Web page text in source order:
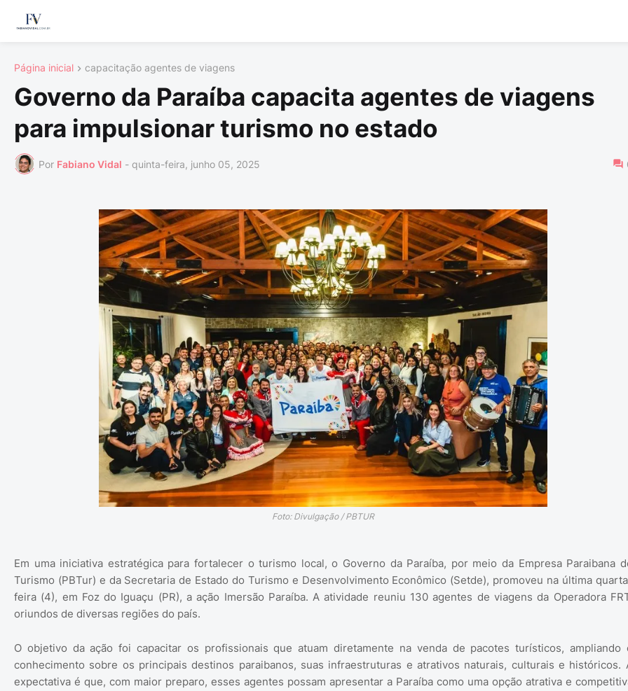
Página inicial capacitação agentes de viagens
Governo da Paraíba capacita agentes de viagens
para impulsionar turismo no estado
Por Fabiano Vidal - quinta-feira, junho 05, 2025
Foto: Divulgação / PBTUR
Em uma iniciativa estratégica para fortalecer o turismo local, o Governo da Paraíba, por meio da Empresa Paraibana
Turismo (PBTur) e da Secretaria de Estado do Turismo e Desenvolvimento Econômico (Setde), promoveu na última
feira (4), em Foz do Iguaçu (PR), a ação Imersão Paraíba. A atividade reuniu 130 agentes de viagens da Operadora
oriundos de diversas regiões do país.
O objetivo da ação foi capacitar os profissionais que atuam diretamente na venda de pacotes turísticos, ampliando
conhecimento sobre os principais destinos paraibanos, suas infraestruturas e atrativos naturais, culturais e históricos.
expectativa é que, com maior preparo, esses agentes possam apresentar a Paraíba como uma opção atrativa e